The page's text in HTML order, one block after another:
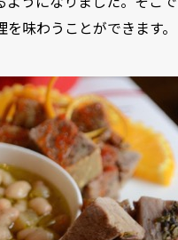
味わうことができます。